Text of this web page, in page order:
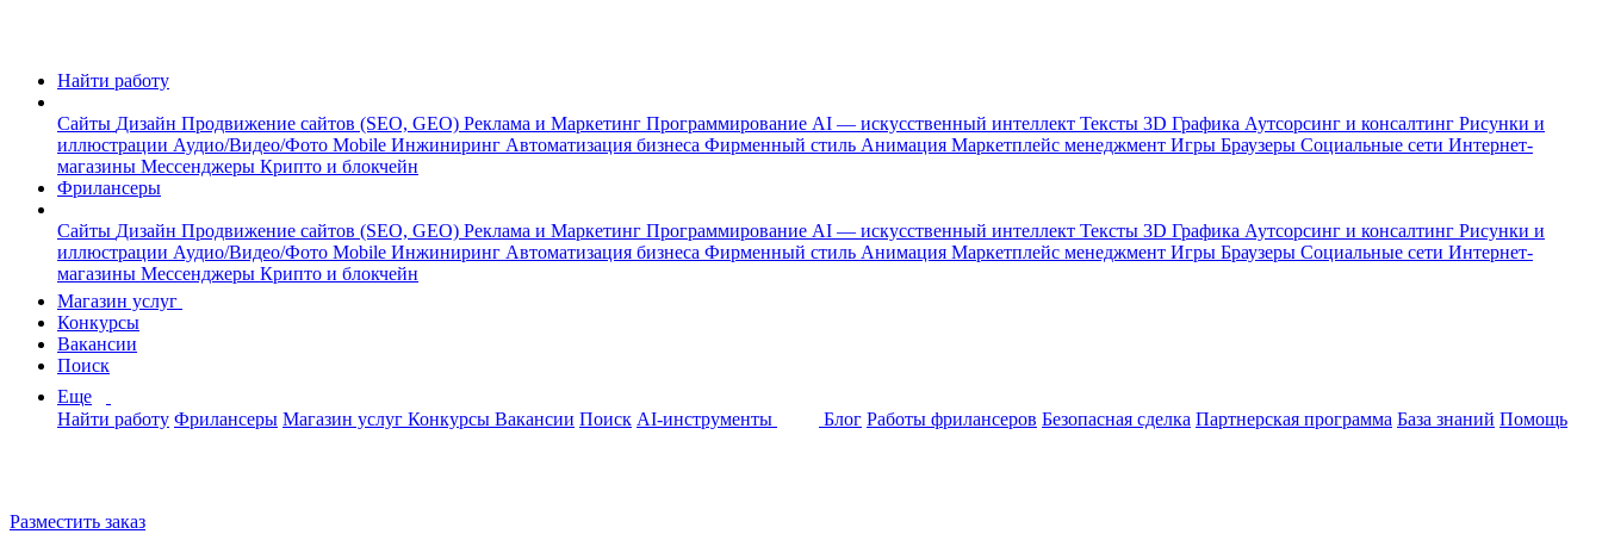
Найти работу
Сайты Дизайн Продвижение сайтов (SEO, GEO) Реклама и Маркетинг Программирование AI — искусственный интеллект Тексты 3D Графика Аутсорсинг и консалтинг Рисунки и
иллюстрации Аудио/Видео/Фото Mobile Инжиниринг Автоматизация бизнеса Фирменный стиль Анимация Маркетплейс менеджмент Игры Браузеры Социальные сети Интернет-
магазины Мессенджеры Крипто и блокчейн
Фрилансеры
Сайты Дизайн Продвижение сайтов (SEO, GEO) Реклама и Маркетинг Программирование AI — искусственный интеллект Тексты 3D Графика Аутсорсинг и консалтинг Рисунки и
иллюстрации Аудио/Видео/Фото Mobile Инжиниринг Автоматизация бизнеса Фирменный стиль Анимация Маркетплейс менеджмент Игры Браузеры Социальные сети Интернет-
магазины Мессенджеры Крипто и блокчейн
Магазин услуг
Конкурсы
Вакансии
Поиск
Еще
Найти работу Фрилансеры Магазин услуг Конкурсы Вакансии Поиск AI-инструменты Блог Работы фрилансеров Безопасная сделка Партнерская программа База знаний Помощь
Разместить заказ